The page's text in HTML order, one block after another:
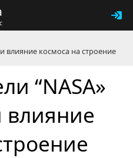
влияние космоса на строение
“NASA»